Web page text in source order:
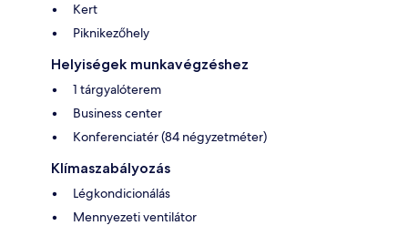
Kert
Piknikezőhely
Helyiségek munkavégzéshez
1 tárgyalóterem
Business center
Konferenciatér (84 négyzetméter)
Klímaszabályozás
Légkondicionálás
Mennyezeti ventilátor